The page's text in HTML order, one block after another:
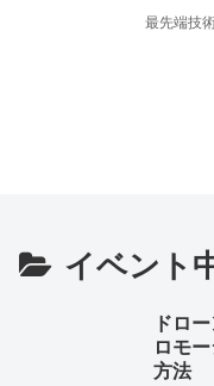
最先端技
イベント
ドロ
ロモ
方法